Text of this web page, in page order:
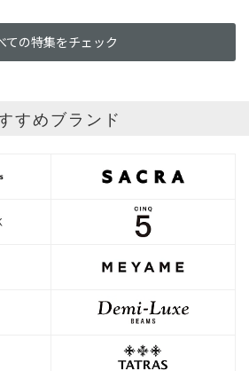
ての特集をチェック
すめブランド